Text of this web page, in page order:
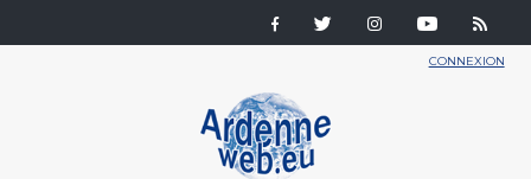
CONNEXION